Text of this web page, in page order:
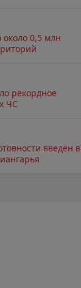
0,5 млн
рекордное
ЧС
введён в